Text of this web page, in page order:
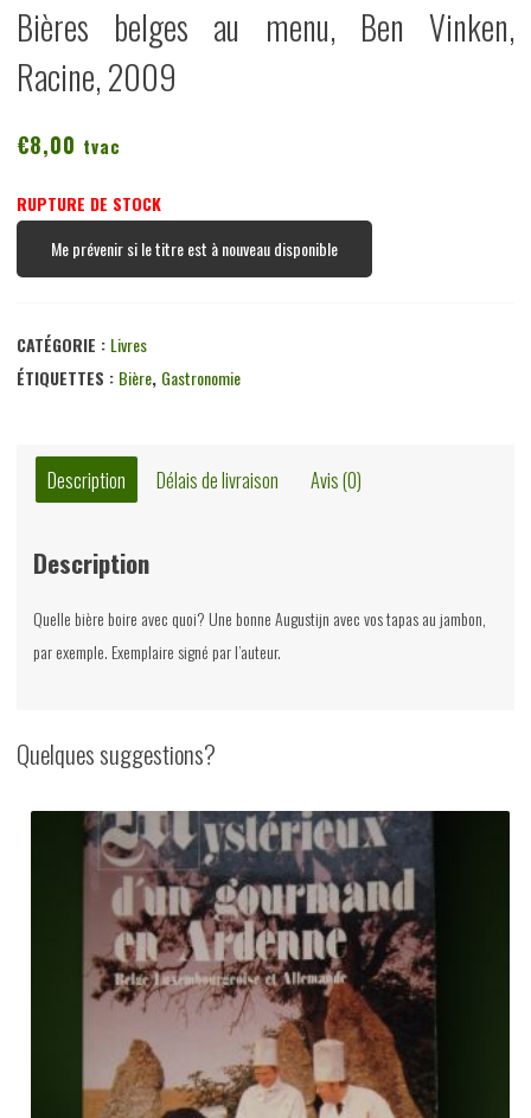
Bières belges au menu, Ben Vinken,
Racine, 2009
€8,00 tvac
RUPTURE DE STOCK
Me prévenir si le titre est à nouveau disponible
CATÉGORIE : Livres
ÉTIQUETTES : Bière, Gastronomie
Description Délais de livraison Avis (0)
Description
Quelle bière boire avec quoi? Une bonne Augustijn avec vos tapas au jambon,
par exemple. Exemplaire signé par l’auteur.
Quelques suggestions?